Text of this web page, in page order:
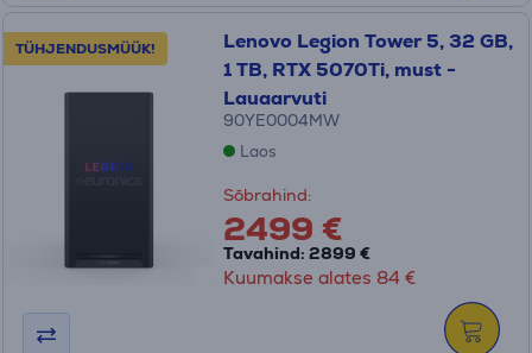
TÜHJENDUSMÜÜK!
Lenovo Legion Tower 5, 32 GB,
1 TB, RTX 5070Ti, must -
Lauaarvuti
90YE0004MW
Laos
Sõbrahind:
2499 €
Tavahind: 2899 €
Kuumakse alates 84 €